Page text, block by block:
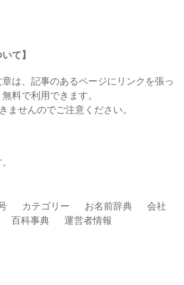
て】
は、記事のあるページにリンクを張っ
料で利用できます。
ませんのでご注意ください。
カテゴリー お名前辞典
会社
百科事典 運営者情報